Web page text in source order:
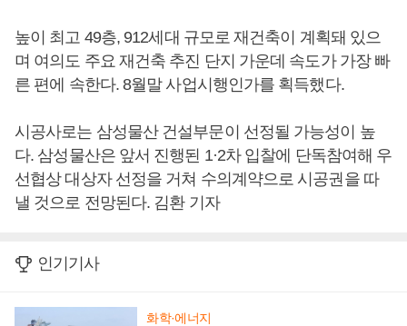
높이 최고 49층, 912세대 규모로 재건축이 계획돼 있으
며 여의도 주요 재건축 추진 단지 가운데 속도가 가장 빠
른 편에 속한다. 8월말 사업시행인가를 획득했다.
시공사로는 삼성물산 건설부문이 선정될 가능성이 높
다. 삼성물산은 앞서 진행된 1·2차 입찰에 단독참여해 우
선협상 대상자 선정을 거쳐 수의계약으로 시공권을 따
낼 것으로 전망된다. 김환 기자
인기기사
화학·에너지